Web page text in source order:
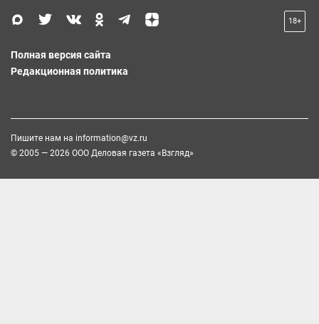
18+
Полная версия сайта
Редакционная политика
Пишите нам на information@vz.ru
© 2005 — 2026 ООО Деловая газета «Взгляд»